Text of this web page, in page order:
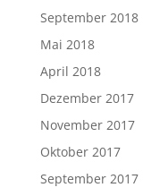
September 2018
Mai 2018
April 2018
Dezember 2017
November 2017
Oktober 2017
September 2017